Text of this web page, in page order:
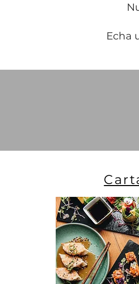
Echa